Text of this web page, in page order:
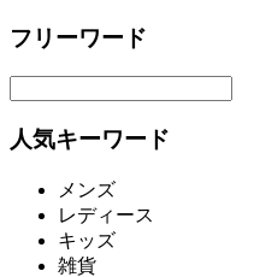
フリーワード
人気キーワード
メンズ
レディース
キッズ
雑貨